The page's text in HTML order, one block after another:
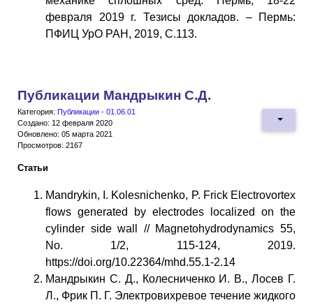
февраля 2019 г. Тезисы докладов. – Пермь:
ПФИЦ УрО РАН, 2019, С.113.
Публикации Мандрыкин С.Д.
Категория: Публикации - 01.06.01
Создано: 12 февраля 2020
Обновлено: 05 марта 2021
Просмотров: 2167
Статьи
Mandrykin, I. Kolesnichenko, P. Frick Electrovortex
flows generated by electrodes localized on the
cylinder side wall // Magnetohydrodynamics 55,
No. 1/2, 115-124, 2019.
https://doi.org/10.22364/mhd.55.1-2.14
Мандрыкин С. Д., Колесниченко И. В., Лосев Г.
Л., Фрик П. Г. Электровихревое течение жидкого